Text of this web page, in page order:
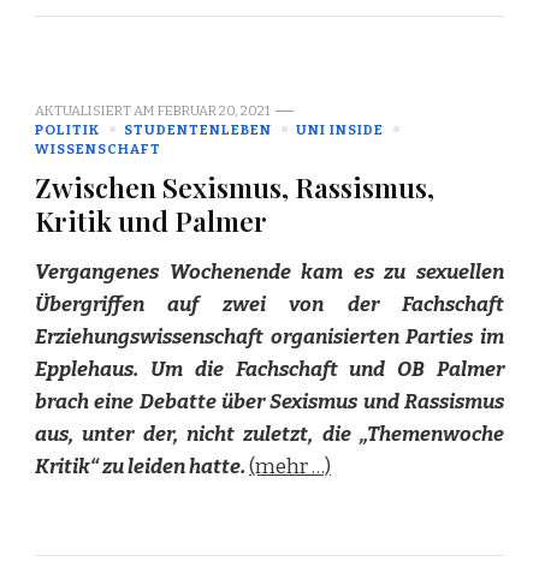
AKTUALISIERT AM FEBRUAR 20, 2021
POLITIK
STUDENTENLEBEN
UNI INSIDE
WISSENSCHAFT
Zwischen Sexismus, Rassismus,
Kritik und Palmer
Vergangenes Wochenende kam es zu sexuellen
Übergriffen auf zwei von der Fachschaft
Erziehungswissenschaft organisierten Parties im
Epplehaus. Um die Fachschaft und OB Palmer
brach eine Debatte über Sexismus und Rassismus
aus, unter der, nicht zuletzt, die „Themenwoche
Kritik“ zu leiden hatte.(mehr …)